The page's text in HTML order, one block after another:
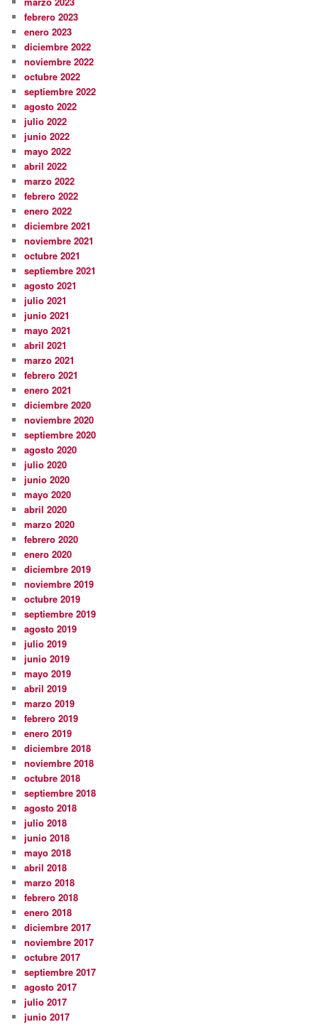
febrero 2023
enero 2023
diciembre 2022
noviembre 2022
octubre 2022
septiembre 2022
agosto 2022
julio 2022
junio 2022
mayo 2022
abril 2022
marzo 2022
febrero 2022
enero 2022
diciembre 2021
noviembre 2021
octubre 2021
septiembre 2021
agosto 2021
julio 2021
junio 2021
mayo 2021
abril 2021
marzo 2021
febrero 2021
enero 2021
diciembre 2020
noviembre 2020
septiembre 2020
agosto 2020
julio 2020
junio 2020
mayo 2020
abril 2020
marzo 2020
febrero 2020
enero 2020
diciembre 2019
noviembre 2019
octubre 2019
septiembre 2019
agosto 2019
julio 2019
junio 2019
mayo 2019
abril 2019
marzo 2019
febrero 2019
enero 2019
diciembre 2018
noviembre 2018
octubre 2018
septiembre 2018
agosto 2018
julio 2018
junio 2018
mayo 2018
abril 2018
marzo 2018
febrero 2018
enero 2018
diciembre 2017
noviembre 2017
octubre 2017
septiembre 2017
agosto 2017
julio 2017
junio 2017